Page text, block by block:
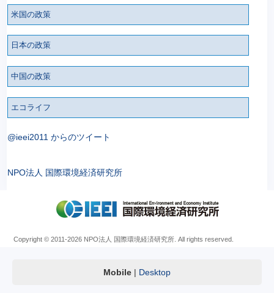
米国の政策
日本の政策
中国の政策
エコライフ
@ieei2011 からのツイート
NPO法人 国際環境経済研究所
Copyright © 2011-2026 NPO法人 国際環境経済研究所. All rights reserved.
Mobile | Desktop